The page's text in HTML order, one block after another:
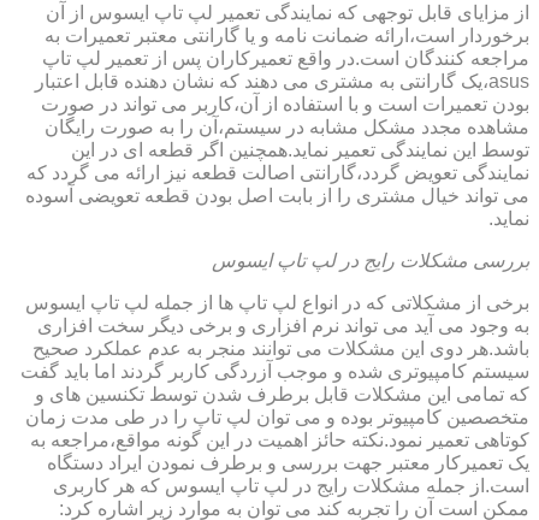
از مزایای قابل توجهی که نمایندگی تعمیر لپ تاپ ایسوس از آن
برخوردار است،ارائه ضمانت نامه و یا گارانتی معتبر تعمیرات به
مراجعه کنندگان است.در واقع تعمیرکاران پس از تعمیر لپ تاپ
asus،یک گارانتی به مشتری می دهند که نشان دهنده قابل اعتبار
بودن تعمیرات است و با استفاده از آن،کاربر می تواند در صورت
مشاهده مجدد مشکل مشابه در سیستم،آن را به صورت رایگان
توسط این نمایندگی تعمیر نماید.همچنین اگر قطعه ای در این
نمایندگی تعویض گردد،گارانتی اصالت قطعه نیز ارائه می گردد که
می تواند خیال مشتری را از بابت اصل بودن قطعه تعویضی آسوده
نماید.
بررسی مشکلات رایج در لپ تاپ ایسوس
برخی از مشکلاتی که در انواع لپ تاپ ها از جمله لپ تاپ ایسوس
به وجود می آید می تواند نرم افزاری و برخی دیگر سخت افزاری
باشد.هر دوی این مشکلات می توانند منجر به عدم عملکرد صحیح
سیستم کامپیوتری شده و موجب آزردگی کاربر گردند اما باید گفت
که تمامی این مشکلات قابل برطرف شدن توسط تکنسین های و
متخصصین کامپیوتر بوده و می توان لپ تاپ را در طی مدت زمان
کوتاهی تعمیر نمود.نکته حائز اهمیت در این گونه مواقع،مراجعه به
یک تعمیرکار معتبر جهت بررسی و برطرف نمودن ایراد دستگاه
است.از جمله مشکلات رایج در لپ تاپ ایسوس که هر کاربری
ممکن است آن را تجربه کند می توان به موارد زیر اشاره کرد: